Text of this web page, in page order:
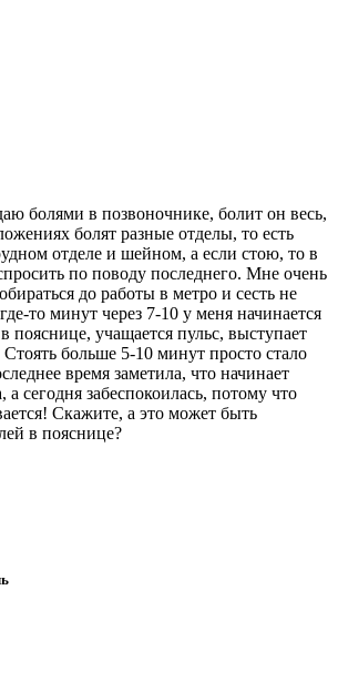
болями в позвоночнике, болит он весь,
болят разные отделы, то есть
отделе и шейном, а если стою, то в
по поводу последнего. Мне очень
до работы в метро и сесть не
то минут через 7-10 у меня начинается
пояснице, учащается пульс, выступает
больше 5-10 минут просто стало
время заметила, что начинает
а сегодня забеспокоилась, потому что
Скажите, а это может быть
в пояснице?